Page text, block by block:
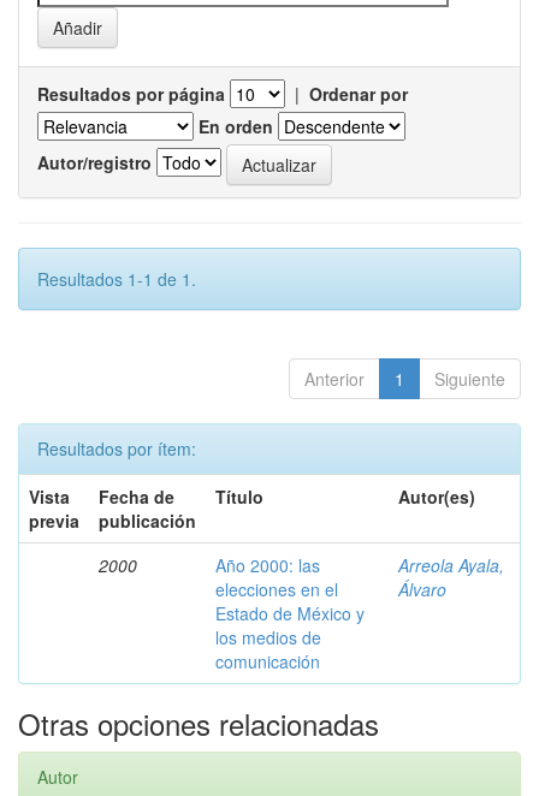
Resultados por página | Ordenar por
En orden
Autor/registro
Resultados 1-1 de 1.
Anterior 1 Siguiente
Resultados por ítem:
Vista
previa
Fecha de
publicación
Título Autor(es)
2000
Año 2000: las
elecciones en el
Estado de México y
los medios de
comunicación
Arreola Ayala,
Álvaro
Otras opciones relacionadas
Autor